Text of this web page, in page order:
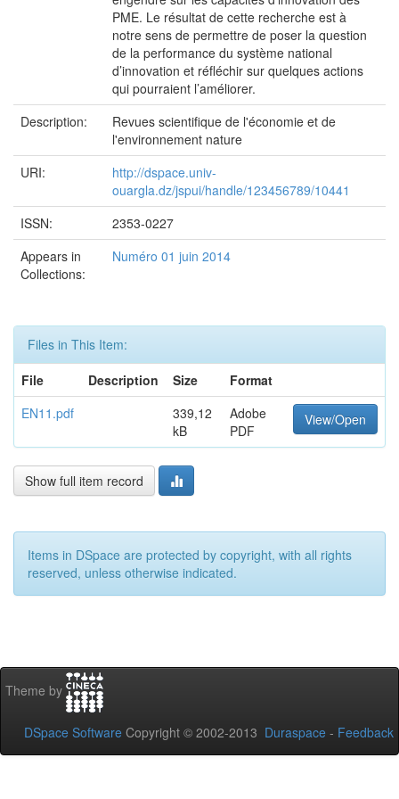
PME. Le résultat de cette recherche est à
notre sens de permettre de poser la question
de la performance du système national
d’innovation et réfléchir sur quelques actions
qui pourraient l’améliorer.
Description:
Revues scientifique de l'économie et de
l'environnement nature
URI:
http://dspace.univ-
ouargla.dz/jspui/handle/123456789/10441
ISSN:
2353-0227
Appears in
Collections:
Numéro 01 juin 2014
Files in This Item:
File
Description Size
Format
EN11.pdf
339,12
kB
Adobe
PDF
View/Open
Show full item record
Items in DSpace are protected by copyright, with all rights
reserved, unless otherwise indicated.
Theme by
DSpace Software Copyright © 2002-2013 Duraspace - Feedback